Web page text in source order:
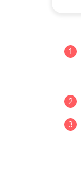
1
2
3